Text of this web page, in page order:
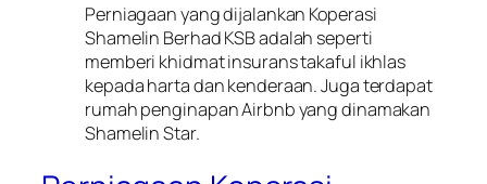
Perniagaan yang dijalankan Koperasi
Shamelin Berhad KSB adalah seperti
memberi khidmat insurans takaful ikhlas
kepada harta dan kenderaan. Juga terdapat
rumah penginapan Airbnb yang dinamakan
Shamelin Star.